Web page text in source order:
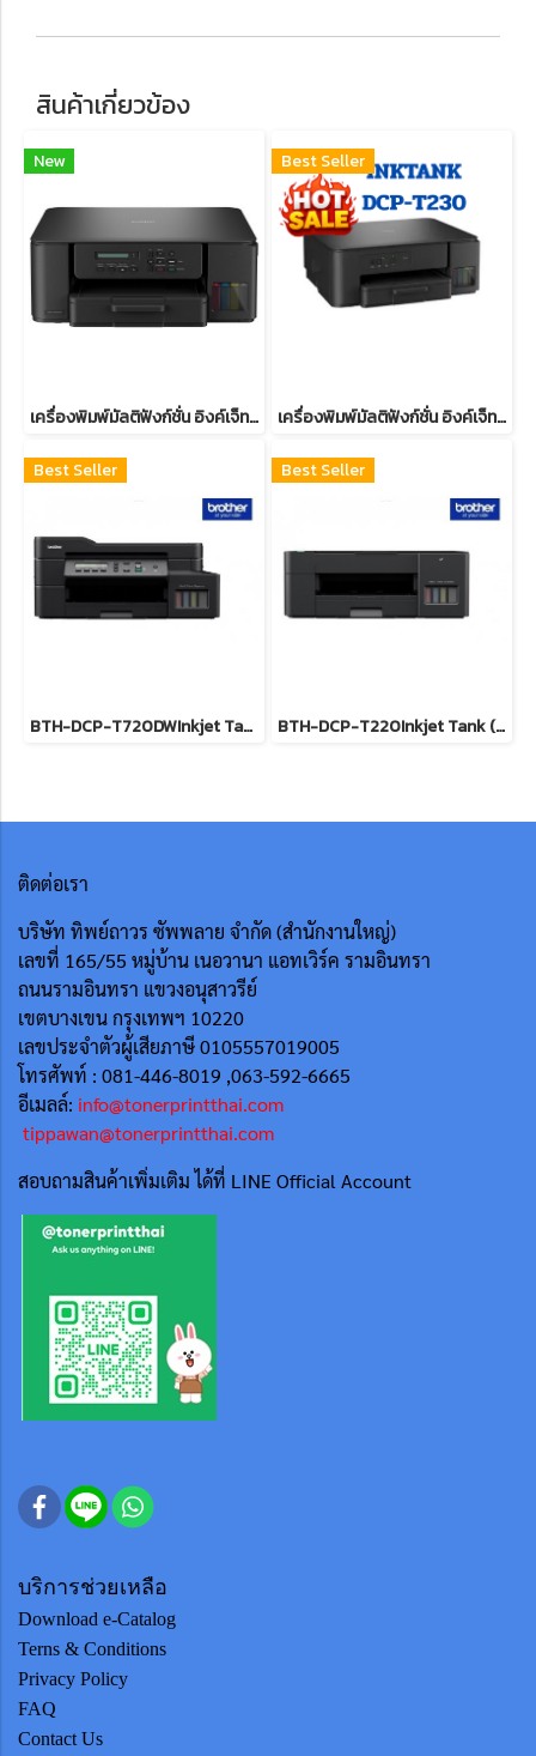
สินค้าเกี่ยวข้อง
New
เครื่องพิมพ์มัลติฟังก์ชั่น อิงค์เจ็ท brother DCP-T530DW
Best Seller
เครื่องพิมพ์มัลติฟังก์ชั่น อิงค์เจ็ท brother DCP-T230 + INK TANK
Best Seller
BTH-DCP-T720DWInkjet Tank (CISS)A4สี-ขาวดำ"ความเร็วในการพิมพ์(สี/ขาวดำ) 26/30Print/Copy/Scan2 ปี - Carry-in Service รวมหัวพิมพ์ หรือ 30,000 แผ่น (แล้วแต่ระยะใดถึงก่อน)ยกเลิกการผลิตแล้วค่ะ
Best Seller
BTH-DCP-T220Inkjet Tank (CISS)A4สี-ขาวดำ"ความเร็วในการพิมพ์(สี/ขาวดำ) PPM" 11/28Print/Copy/Scan2 ปี - Carry-in Service รวมหัวพิมพ์ หรือ 30,000 แผ่น (แล้วแต่ระยะใดถึงก่อน) ยกเลิกการผลิตแล้วค่ะ
ติดต่อเรา
บริษัท ทิพย์ถาวร ซัพพลาย จำกัด (สำนักงานใหญ่)
เลขที่ 165/55 หมู่บ้าน เนอวานา แอทเวิร์ค รามอินทรา
ถนนรามอินทรา แขวงอนุสาวรีย์
เขตบางเขน กรุงเทพฯ 10220
เลขประจำตัวผู้เสียภาษี 0105557019005
โทรศัพท์ : 081-446-8019 ,063-592-6665
อีเมลล์: info@tonerprintthai.com
tippawan@tonerprintthai.com
สอบถามสินค้าเพิ่มเติม ได้ที่ LINE Official Account
บริการช่วยเหลือ
Download e-Catalog
Terns & Conditions
Privacy Policy
FAQ
Contact Us